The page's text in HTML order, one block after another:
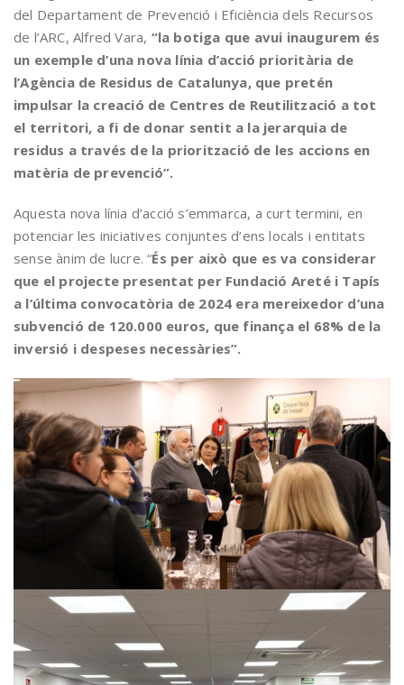
del Departament de Prevenció i Eficiència dels Recursos
de l’ARC, Alfred Vara, “la botiga que avui inaugurem és
un exemple d’una nova línia d’acció prioritària de
l’Agència de Residus de Catalunya, que pretén
impulsar la creació de Centres de Reutilització a tot
el territori, a fi de donar sentit a la jerarquia de
residus a través de la priorització de les accions en
matèria de prevenció”.
Aquesta nova línia d’acció s’emmarca, a curt termini, en
potenciar les iniciatives conjuntes d’ens locals i entitats
sense ànim de lucre. “És per això que es va considerar
que el projecte presentat per Fundació Areté i Tapís
a l’última convocatòria de 2024 era mereixedor d’una
subvenció de 120.000 euros, que finança el 68% de la
inversió i despeses necessàries”.